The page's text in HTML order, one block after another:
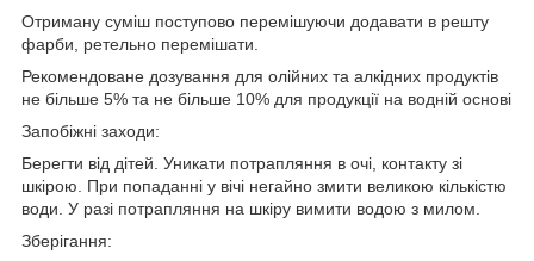
Отриману суміш поступово перемішуючи додавати в решту
фарби, ретельно перемішати.
Рекомендоване дозування для олійних та алкідних продуктів
не більше 5% та не більше 10% для продукції на водній основі
Запобіжні заходи:
Берегти від дітей. Уникати потрапляння в очі, контакту зі
шкірою. При попаданні у вічі негайно змити великою кількістю
води. У разі потрапляння на шкіру вимити водою з милом.
Зберігання: